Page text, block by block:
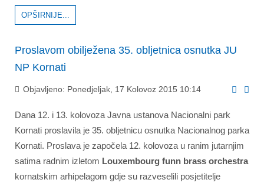
OPŠIRNIJE...
Proslavom obilježena 35. obljetnica osnutka JU
NP Kornati
Objavljeno: Ponedjeljak, 17 Kolovoz 2015 10:14
Dana 12. i 13. kolovoza Javna ustanova Nacionalni park
Kornati proslavila je 35. obljetnicu osnutka Nacionalnog parka
Kornati. Proslava je započela 12. kolovoza u ranim jutarnjim
satima radnim izletom Louxembourg funn brass orchestra
kornatskim arhipelagom gdje su razveselili posjetitelje